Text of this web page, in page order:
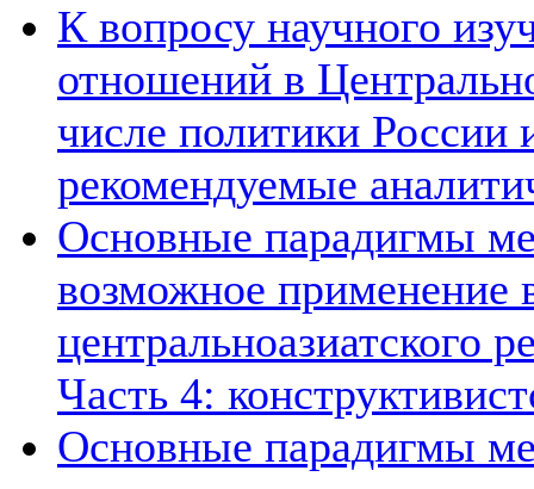
К вопросу научного
отношений в
числе политики России
рекомендуемые
Основные парадигмы
возможное применение
центральноазиатского
Часть 4:
Основные парадигмы